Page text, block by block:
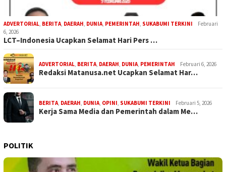
ADVERTORIAL, BERITA, DAERAH, DUNIA, PEMERINTAH, SUKABUMI TERKINI
Februari
6, 2026
LCT–Indonesia Ucapkan Selamat Hari Pers …
ADVERTORIAL, BERITA, DAERAH, DUNIA, PEMERINTAH Februari 6, 2026
Redaksi Matanusa.net Ucapkan Selamat Har…
BERITA, DAERAH, DUNIA, OPINI, SUKABUMI TERKINI Februari 5, 2026
Kerja Sama Media dan Pemerintah dalam Me…
POLITIK